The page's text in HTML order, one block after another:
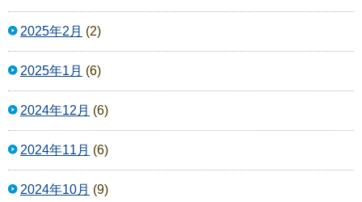
2025年2月 (2)
2025年1月 (6)
2024年12月 (6)
2024年11月 (6)
2024年10月 (9)